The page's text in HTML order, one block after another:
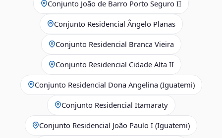
Conjunto João de Barro Porto Seguro II
Conjunto Residencial Ângelo Planas
Conjunto Residencial Branca Vieira
Conjunto Residencial Cidade Alta II
Conjunto Residencial Dona Angelina (Iguatemi)
Conjunto Residencial Itamaraty
Conjunto Residencial João Paulo I (Iguatemi)